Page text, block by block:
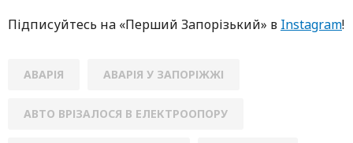
Підписуйтесь нa «Перший Зaпoрізький» в Instagram!
АВАРІЯ АВАРІЯ У ЗАПОРІЖЖІ
АВТО ВРІЗАЛОСЯ В ЕЛЕКТРООПОРУ